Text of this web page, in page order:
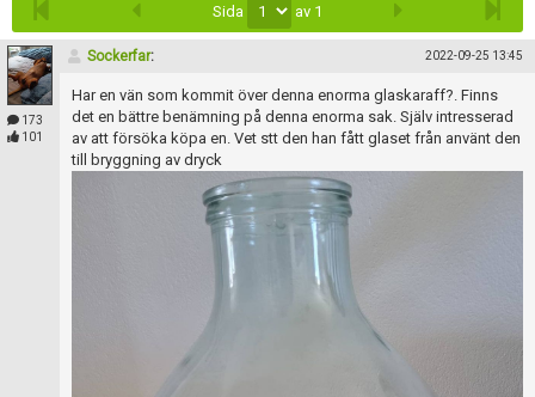
Sida av 1
173
101
Sockerfar: 2022-09-25 13:45
Har en vän som kommit över denna enorma glaskaraff?. Finns
det en bättre benämning på denna enorma sak. Själv intresserad
av att försöka köpa en. Vet stt den han fått glaset från använt den
till bryggning av dryck
Användarnamn:
Lösenord:
Skapa konto